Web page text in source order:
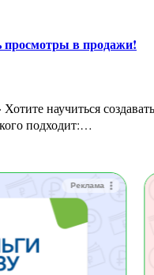
просмотры в продажи!
подходит:…
Реклама